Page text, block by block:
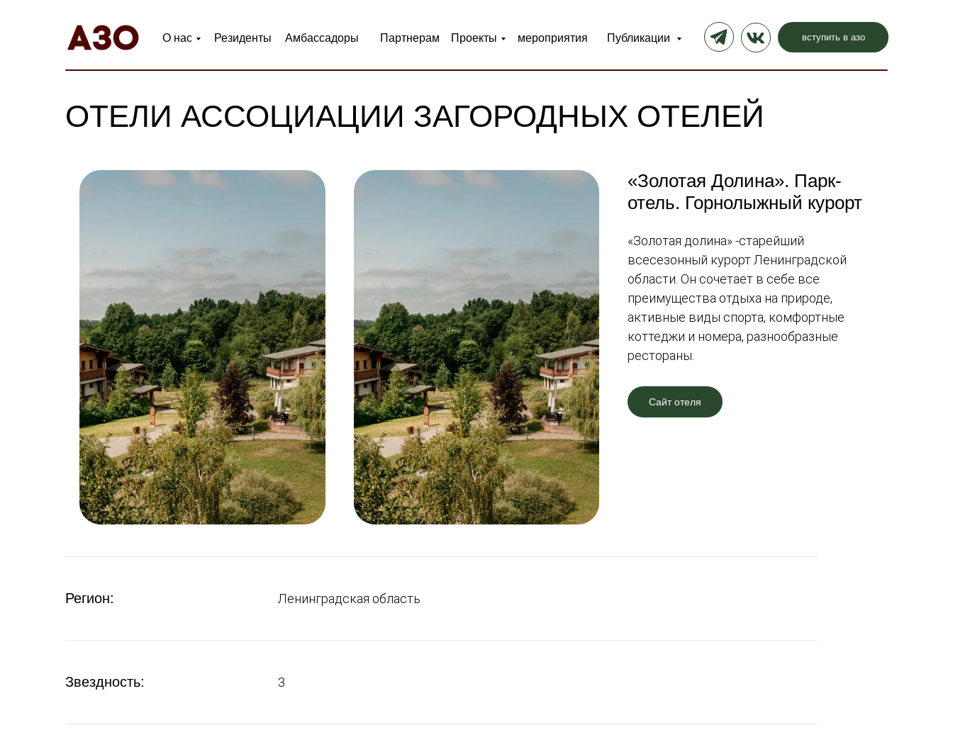
вступить в азо
О нас Резиденты Амбассадоры Партнерам Проекты мероприятия Публикации
ОТЕЛИ АССОЦИАЦИИ ЗАГОРОДНЫХ ОТЕЛЕЙ
«Золотая Долина». Парк-
отель. Горнолыжный курорт
«Золотая долина» -старейший
всесезонный курорт Ленинградской
области. Он сочетает в себе все
преимущества отдыха на природе,
активные виды спорта, комфортные
коттеджи и номера, разнообразные
рестораны.
Сайт отеля
Регион: Ленинградская область
Звездность: 3